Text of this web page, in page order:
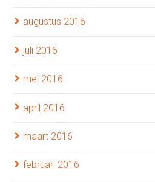
augustus 2016
juli 2016
mei 2016
april 2016
maart 2016
februari 2016